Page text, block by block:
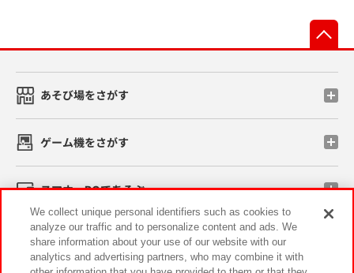
あそび場をさがす
ゲーム機をさがす
スマホ・PCであそぶ
イベント・キャンペーン
We collect unique personal identifiers such as cookies to
analyze our traffic and to personalize content and ads. We
share information about your use of our website with our
analytics and advertising partners, who may combine it with